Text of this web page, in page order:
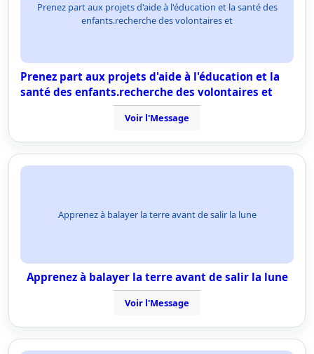
Prenez part aux projets d'aide à l'éducation et la santé des
enfants.recherche des volontaires et
Prenez part aux projets d'aide à l'éducation et la
santé des enfants.recherche des volontaires et
Voir l'Message
Apprenez à balayer la terre avant de salir la lune
Apprenez à balayer la terre avant de salir la lune
Voir l'Message